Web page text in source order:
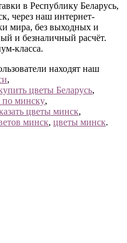
в Республику Беларусь,
через наш интернет-
мира, без выходных и
и безналичный расчёт.
класса.
находят наш
,
цветы Беларусь,
по минску,
цветы минск,
минск, цветы минск.